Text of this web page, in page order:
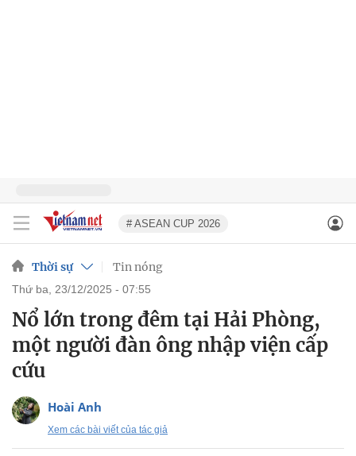
# ASEAN CUP 2026
Thời sự Tin nóng
thứ ba, 23/12/2025 - 07:55
Nổ lớn trong đêm tại Hải Phòng,
một người đàn ông nhập viện cấp
cứu
Hoài Anh
Xem các bài viết của tác giả